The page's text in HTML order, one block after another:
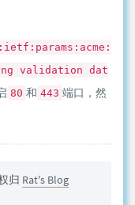
validation dat
80 和 443 端口，然
归 Rat's Blog